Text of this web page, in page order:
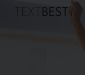
Skip